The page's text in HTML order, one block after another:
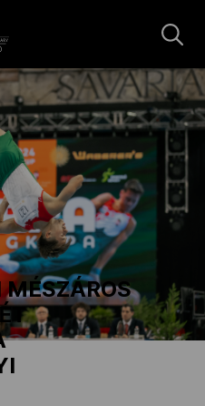
MÉSZÁROS